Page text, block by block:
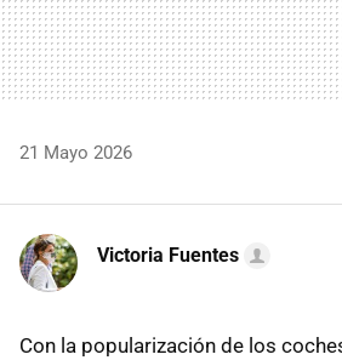
21 Mayo 2026
Victoria Fuentes
Con la popularización de los